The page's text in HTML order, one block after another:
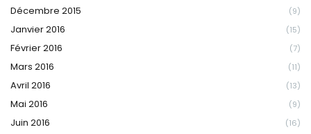
Décembre 2015 (9)
Janvier 2016 (15)
Février 2016 (7)
Mars 2016 (11)
Avril 2016 (13)
Mai 2016 (9)
Juin 2016 (16)